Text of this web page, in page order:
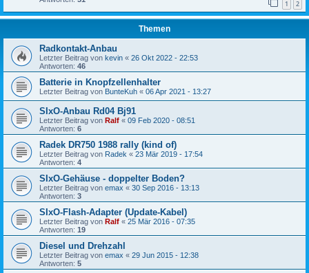
1 2
Themen
Radkontakt-Anbau
Letzter Beitrag von kevin « 26 Okt 2022 - 22:53
Antworten: 46
Batterie in Knopfzellenhalter
Letzter Beitrag von BunteKuh « 06 Apr 2021 - 13:27
SIxO-Anbau Rd04 Bj91
Letzter Beitrag von Ralf « 09 Feb 2020 - 08:51
Antworten: 6
Radek DR750 1988 rally (kind of)
Letzter Beitrag von Radek « 23 Mär 2019 - 17:54
Antworten: 4
SIxO-Gehäuse - doppelter Boden?
Letzter Beitrag von emax « 30 Sep 2016 - 13:13
Antworten: 3
SIxO-Flash-Adapter (Update-Kabel)
Letzter Beitrag von Ralf « 25 Mär 2016 - 07:35
Antworten: 19
Diesel und Drehzahl
Letzter Beitrag von emax « 29 Jun 2015 - 12:38
Antworten: 5